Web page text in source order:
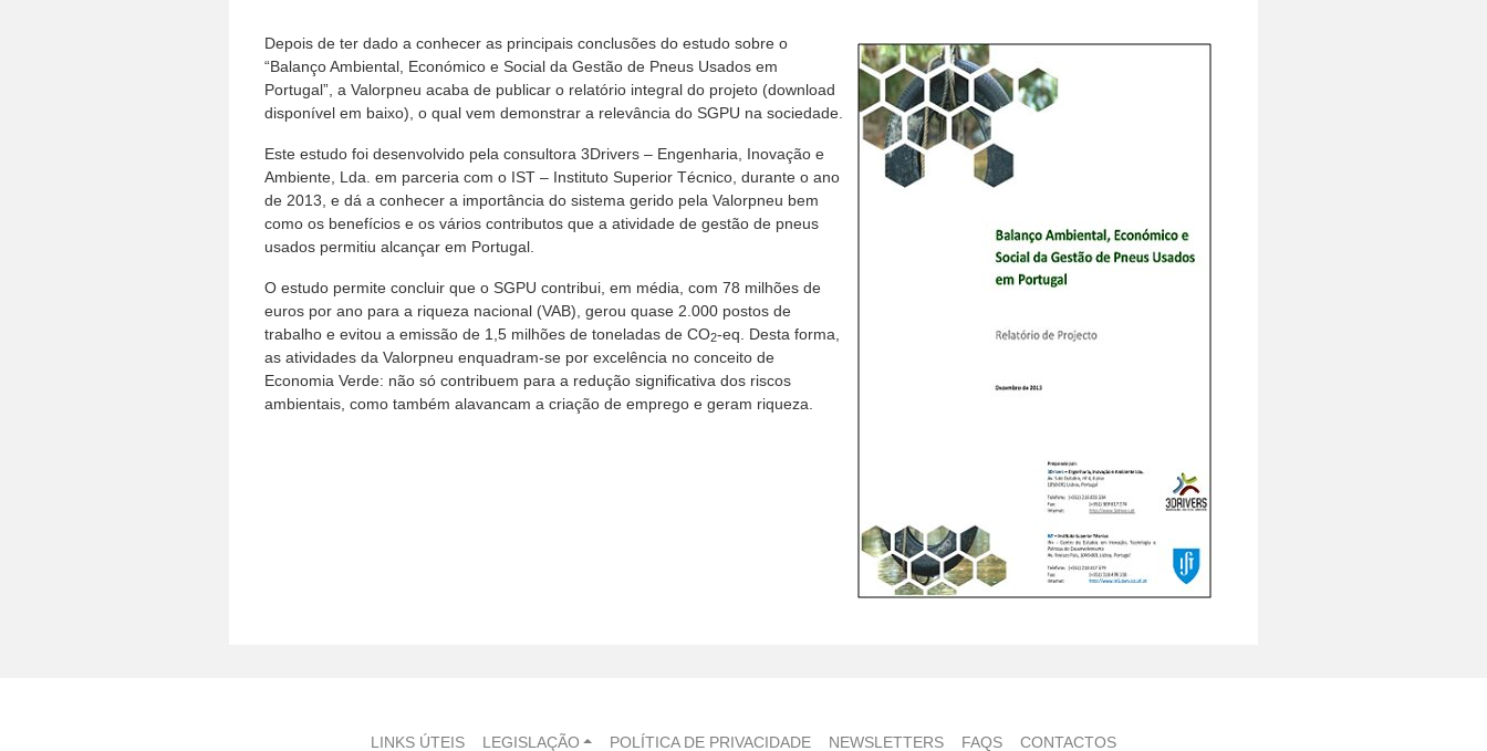
Depois de ter dado a conhecer as principais conclusões do estudo sobre o
“Balanço Ambiental, Económico e Social da Gestão de Pneus Usados em
Portugal”, a Valorpneu acaba de publicar o relatório integral do projeto (download
disponível em baixo), o qual vem demonstrar a relevância do SGPU na sociedade.
Este estudo foi desenvolvido pela consultora 3Drivers – Engenharia, Inovação e
Ambiente, Lda. em parceria com o IST – Instituto Superior Técnico, durante o ano
de 2013, e dá a conhecer a importância do sistema gerido pela Valorpneu bem
como os benefícios e os vários contributos que a atividade de gestão de pneus
usados permitiu alcançar em Portugal.
O estudo permite concluir que o SGPU contribui, em média, com 78 milhões de
euros por ano para a riqueza nacional (VAB), gerou quase 2.000 postos de
trabalho e evitou a emissão de 1,5 milhões de toneladas de CO2-eq. Desta forma,
as atividades da Valorpneu enquadram-se por excelência no conceito de
Economia Verde: não só contribuem para a redução significativa dos riscos
ambientais, como também alavancam a criação de emprego e geram riqueza.
LINKS ÚTEIS LEGISLAÇÃO POLÍTICA DE PRIVACIDADE NEWSLETTERS FAQS CONTACTOS